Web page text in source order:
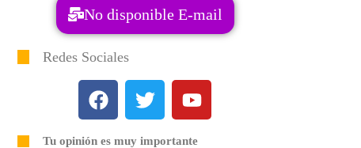
No disponible E-mail
Redes Sociales
Tu opinión es muy importante